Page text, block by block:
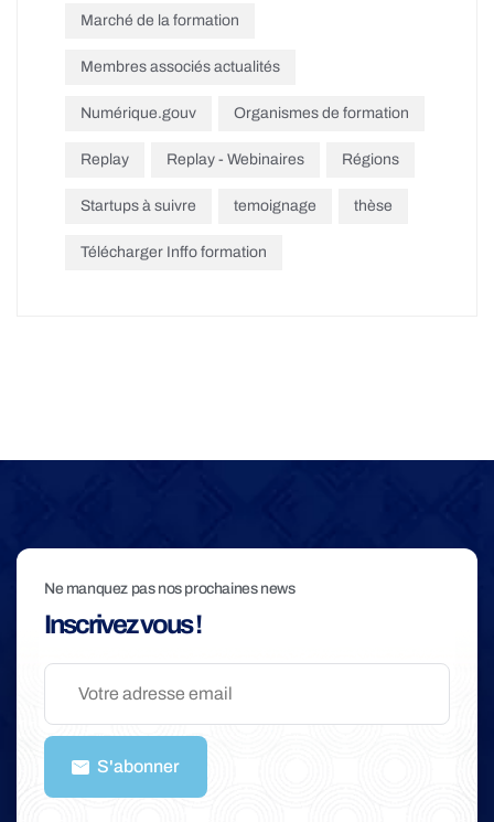
Marché de la formation
Membres associés actualités
Numérique.gouv Organismes de formation
Replay Replay - Webinaires Régions
Startups à suivre temoignage thèse
Télécharger Inffo formation
Ne manquez pas nos prochaines news
Inscrivez vous !
S'abonner